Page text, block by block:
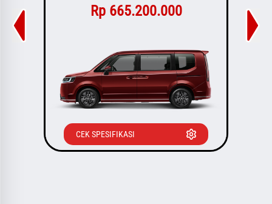
Rp 665.200.000
CEK SPESIFIKASI